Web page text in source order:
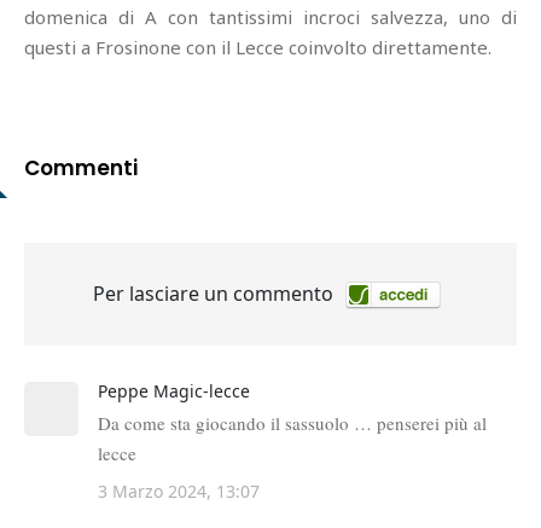
domenica di A con tantissimi incroci salvezza, uno di
questi a Frosinone con il Lecce coinvolto direttamente.
Commenti